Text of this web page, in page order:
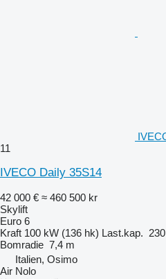
11
IVECO Daily 35S14
42 000 € ≈ 460 500 kr
Skylift
Euro 6
Kraft 100 kW (136 hk) Last.kap.
Bomradie 7,4 m
Italien, Osimo
Air Nolo